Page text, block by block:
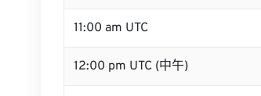
11:00 am UTC
12:00 pm UTC (中午)